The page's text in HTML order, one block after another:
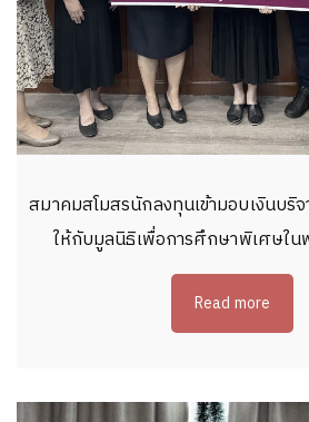
สมาคมสโมสรนักลงทุนเข้ามอบเงินบริ
ให้กับมูลนิธิเพื่อการศึกษาพิเศษใน
Read more